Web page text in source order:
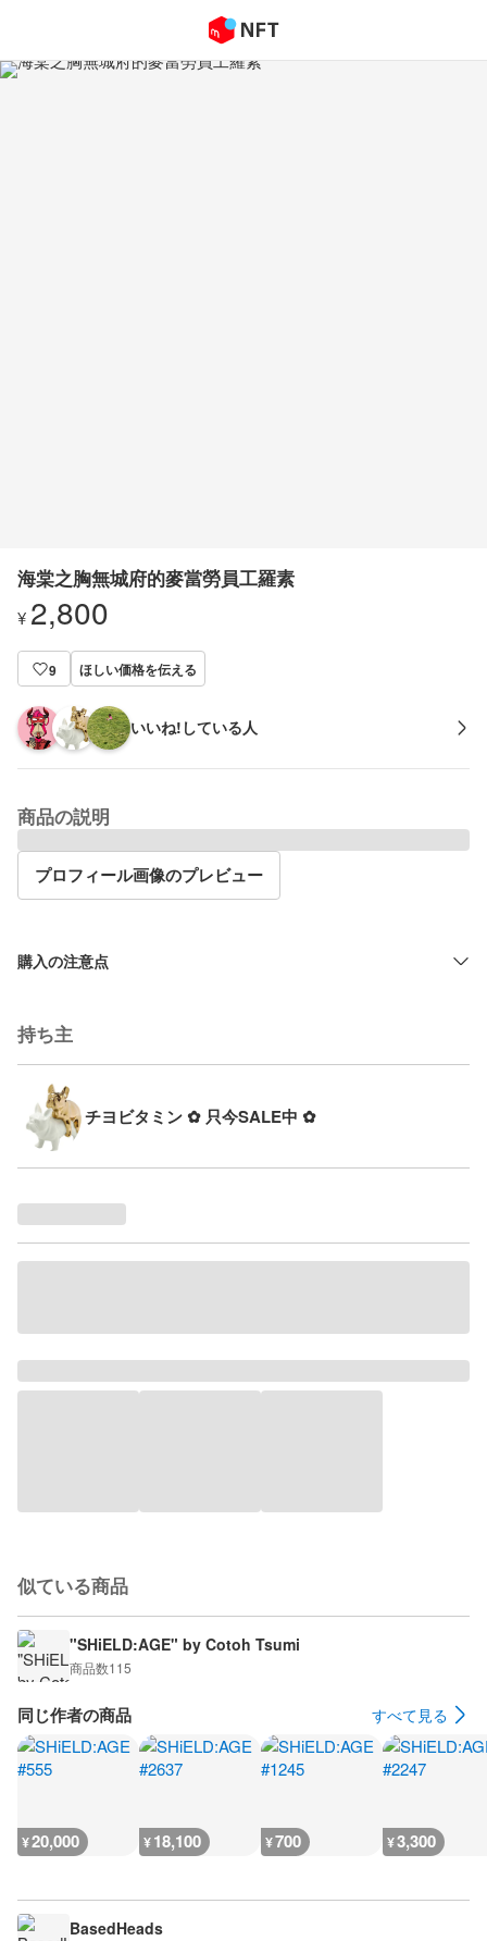
海棠之胸無城府的麥當勞員工羅素
¥ 2,800
9 ほしい価格を伝える
いいね!している人
商品の説明
プロフィール画像のプレビュー
購入の注意点
持ち主
チヨビタミン ✿ 只今SALE中 ✿
似ている商品
"SHiELD:AGE" by Cotoh Tsumi
商品数115
同じ作者の商品 すべて見る
¥20,000 ¥18,100 ¥700 ¥3,300
BasedHeads